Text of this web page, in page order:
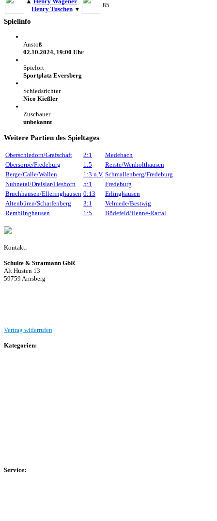
Henry Tuschen ▼
85
Spielinfo
Anstoß
02.10.2024, 19:00 Uhr
Spielort
Sportplatz Eversberg
Schiedsrichter
Nico Kießler
Zuschauer
unbekannt
Weitere Partien des Spieltages
Oberschledorn/Grafschaft 2:1
Medebach
Obersorpe/Fredeburg
1:5
Reiste/Wenholthausen
Berge/Calle/Wallen
1:3 n.V. Schmallenberg/Fredeburg
Nuhnetal/Dreislar/Hesborn
5:1
Fredeburg
Bruchhausen/Elleringhausen 0:13
Erlinghausen
Altenbüren/Scharfenberg
3:1
Velmede/Bestwig
Remblinghausen
1:5 Bödefeld/Henne-Rartal
Kontakt:
Schulte & Stratmann GbR
Alt Hüsten 13
59759 Arnsberg
Vertrag widerrufen
Kategorien:
Service: